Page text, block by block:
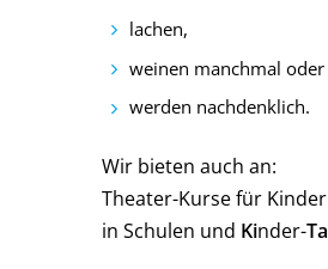
lachen,
weinen manchmal oder
werden nachdenklich.
Wir bieten auch an:
Theater-Kurse für Kinder
in Schulen und Kinder-Ta